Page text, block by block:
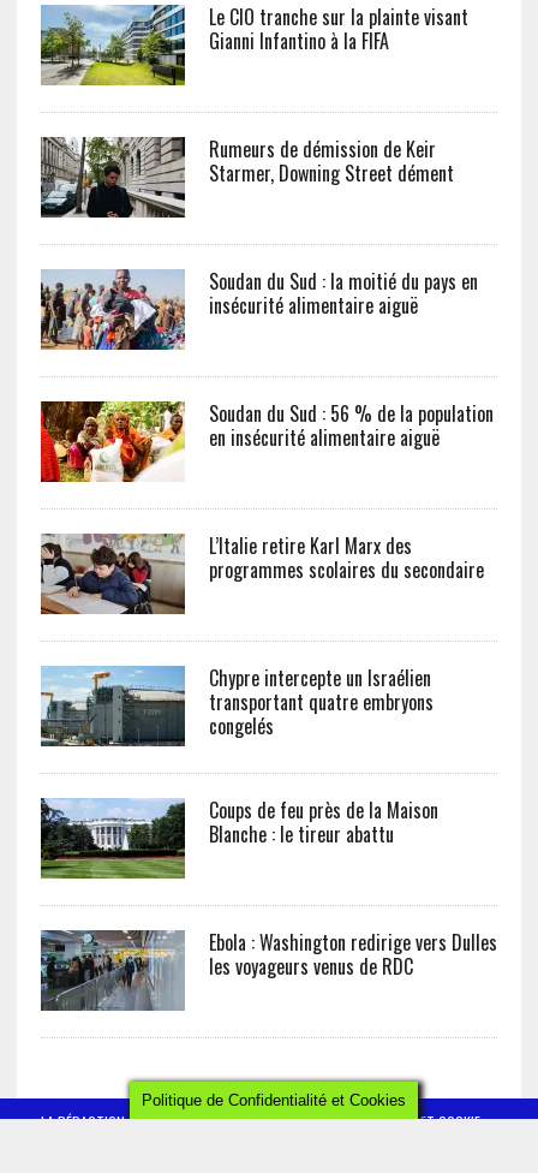
Le CIO tranche sur la plainte visant
Gianni Infantino à la FIFA
Rumeurs de démission de Keir
Starmer, Downing Street dément
Soudan du Sud : la moitié du pays en
insécurité alimentaire aiguë
Soudan du Sud : 56 % de la population
en insécurité alimentaire aiguë
L’Italie retire Karl Marx des
programmes scolaires du secondaire
Chypre intercepte un Israélien
transportant quatre embryons
congelés
Coups de feu près de la Maison
Blanche : le tireur abattu
Ebola : Washington redirige vers Dulles
les voyageurs venus de RDC
LA RÉDACTION CONTACT
POLITIQUE DE CONFIDENTIALITÉ ET COOKIE
Politique de Confidentialité et Cookies